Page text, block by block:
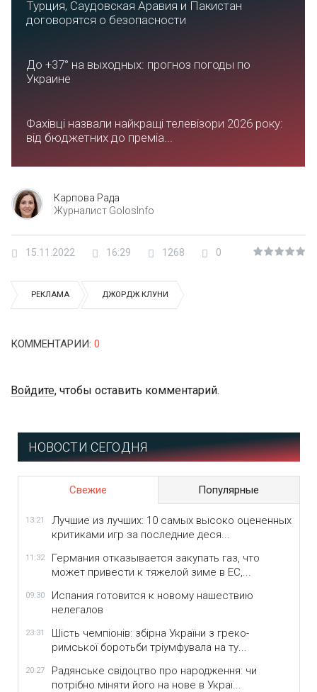
Турция, Саудовская Аравия и Пакистан
договорятся о безопасности
До +37° на выходных: прогноз погоды по
Украине
Фахівці назвали найкращі телевізори 2026 року:
від бюджетних до преміа...
Карпова Рада
Журналист GolosInfo
15.11.2022 16:29 1268 0
РЕКЛАМА ДЖОРДЖ КЛУНИ
КОММЕНТАРИИ: 0
Войдите, чтобы оставить комментарий.
НОВОСТИ СЕГОДНЯ
Свежие Популярные
13:21
Лучшие из лучших: 10 самых высоко оцененных
критиками игр за последние деся...
11:32
Германия отказывается закупать газ, что
может привести к тяжелой зиме в ЕС,...
09:30
Испания готовится к новому нашествию
нелегалов
23:31
Шість чемпіонів: збірна України з греко-
римської боротьби тріумфувала на ту...
20:27
Радянське свідоцтво про народження: чи
потрібно міняти його на нове в Украї...